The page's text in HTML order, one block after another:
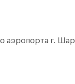
аэропорта г.